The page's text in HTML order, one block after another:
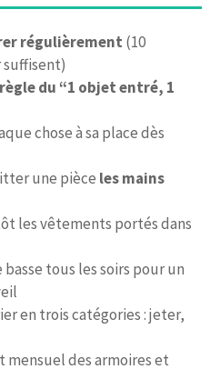
régulièrement (10
règle du “1 objet entré, 1
chose à sa place dès
une pièce les mains
les vêtements portés dans
tous les soirs pour un
en trois catégories : jeter,
mensuel des armoires et